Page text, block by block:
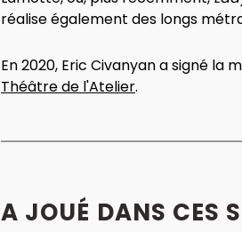
réalise également des longs
En 2020, Eric Civanyan a signé la
Théâtre de l'Atelier.
A JOUÉ DANS CES